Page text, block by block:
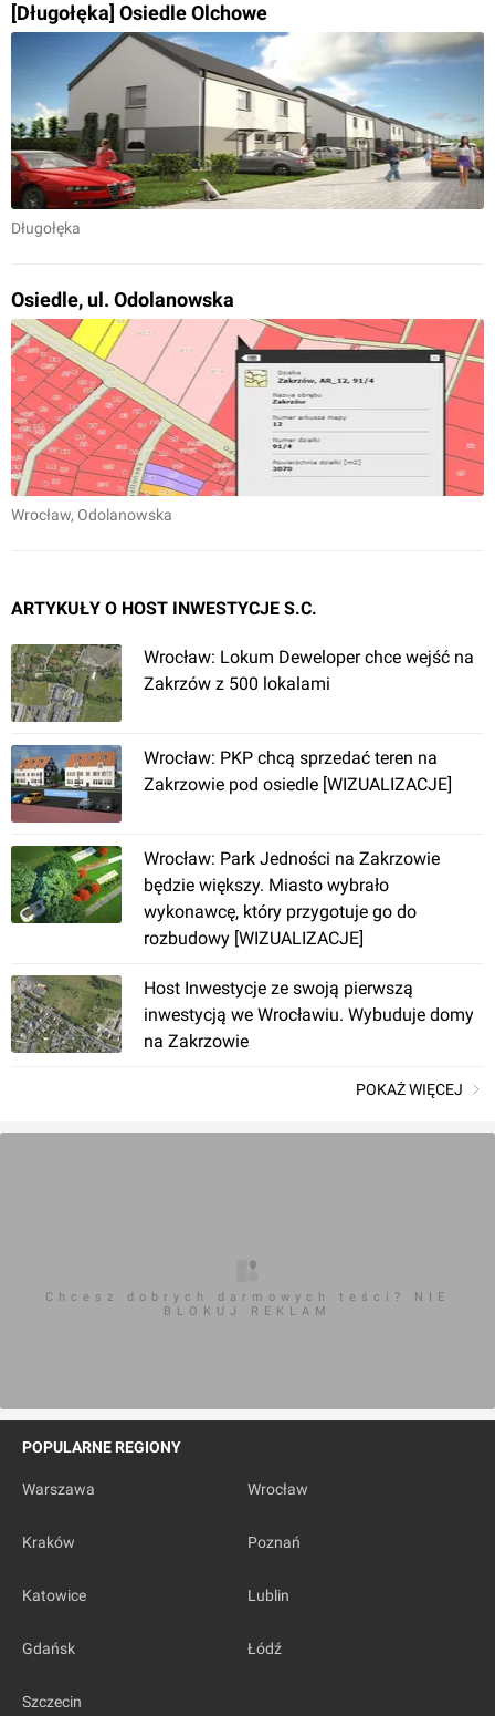
[Długołęka] Osiedle Olchowe
Długołęka
Osiedle, ul. Odolanowska
Wrocław, Odolanowska
ARTYKUŁY O HOST INWESTYCJE S.C.
Wrocław: Lokum Deweloper chce wejść na
Zakrzów z 500 lokalami
Wrocław: PKP chcą sprzedać teren na
Zakrzowie pod osiedle [WIZUALIZACJE]
Wrocław: Park Jedności na Zakrzowie
będzie większy. Miasto wybrało
wykonawcę, który przygotuje go do
rozbudowy [WIZUALIZACJE]
Host Inwestycje ze swoją pierwszą
inwestycją we Wrocławiu. Wybuduje domy
na Zakrzowie
POKAŻ WIĘCEJ
Chcesz dobrych darmowych teści? NIE
BLOKUJ REKLAM
POPULARNE REGIONY
Warszawa Wrocław
Kraków Poznań
Katowice Lublin
Gdańsk Łódź
Szczecin